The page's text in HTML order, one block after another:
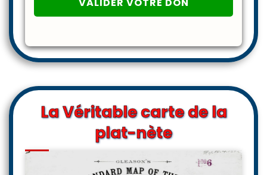
La Véritable carte de la
plat-nète